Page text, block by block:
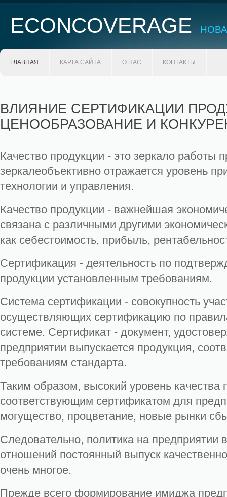
ECONCOVERAGE
ГЛАВНАЯ КАРТА САЙТА О НАС КОНТАКТЫ
ВЛИЯНИЕ СЕРТИФИКАЦИИ
ЦЕНООБРАЗОВАНИЕ И
Качество продукции - это зеркало работы
зеркалеобъективно отражается уровень
технологии и управления.
Качество продукции - важнейшая
связана с различными другими
как себестоимость, прибыль,
Сертификация - деятельность по
продукции установленным требованиям.
Система сертификации - совокупность
осуществляющих сертификацию по
системе. Сертификат - документ,
предприятии выпускается продукция,
требованиям стандарта.
Таким образом, высокий уровень качества
соответствующим сертификатом для
могущество, процветание, новые рынки
Следовательно, политика на предприятии
отношений постоянный выпуск
очень многое.
Прежде всего формирование имиджа